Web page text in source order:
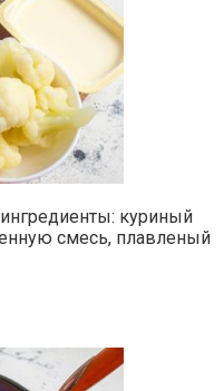
куриный
смесь, плавленый